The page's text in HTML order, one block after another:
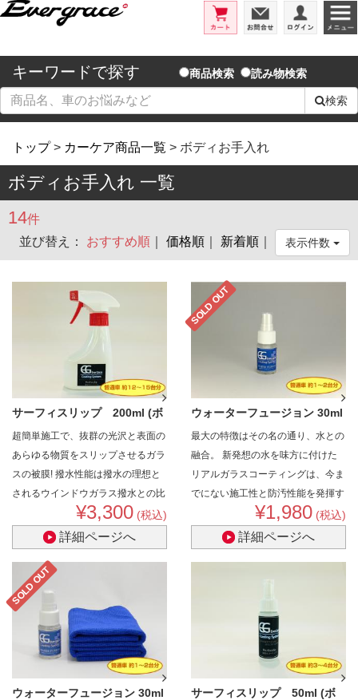
エバーグレイス/洗車用品とコーテ
カート お問合せ ログイ
キーワードで探す 商品検索 読み物検索
検索
トップ> カーケア商品一覧 > ボディお手入れ
ボディお手入れ 一覧
14件
並び替え： おすすめ順 価格順 新着順 表示件数
サーフィスリップ 200ml (ボ
ディ用 ..
超簡単施工で、抜群の光沢と表面の
あらゆる物質をスリップさせるガラ
スの被膜! 撥水性能は撥水の理想と
されるウインドウガラス撥水との比
較でも遜色なく、ボディコーティン
グ最高クラスの超撥水性能を実現!
撥水好きなら誰しも考えた事がある
「ウインドウガラスの撥水コーティ
ングのよう超撥水がボディに施工出
来たら…」、そんな要望にお応えし
¥3,300 (税込)
詳細ページへ
SOLD OUT
ウォーターフュージョン 30ml
(ボディ..
最大の特徴はその名の通り、水との
融合。
新発想の水を味方に付けた
リアルガラスコーティングは、今ま
でにない施工性と防汚性能を発揮す
る事を実現しました。
¥1,980 (税込)
詳細ページへ
SOLD OUT
ウォーターフュージョン 30ml サーフィスリップ 50ml (ボ